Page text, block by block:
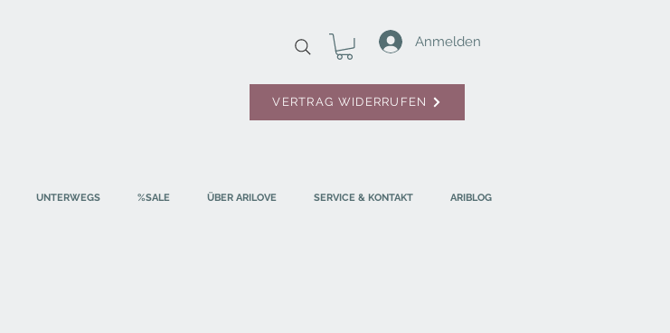
Anmelden
VERTRAG WIDERRUFEN
UNTERWEGS %SALE ÜBER ARILOVE SERVICE & KONTAKT ARIBLOG